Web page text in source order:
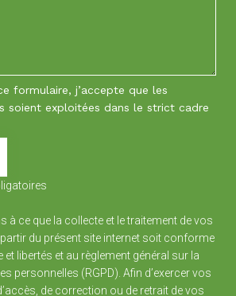
formulaire, j’accepte que les
soient exploitées dans le strict cadre
à ce que la collecte et le traitement de vos
du présent site internet soit conforme
libertés et au règlement général sur la
personnelles (RGPD). Afin d’exercer vos
de correction ou de retrait de vos